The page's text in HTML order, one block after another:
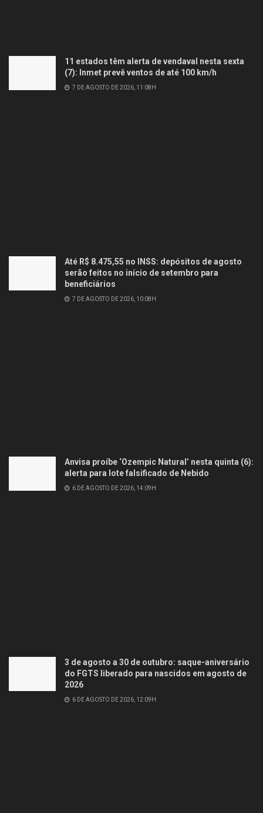
11 estados têm alerta de vendaval nesta sexta
(7): Inmet prevê ventos de até 100 km/h
7 DE AGOSTO DE 2026, 11:08H
Até R$ 8.475,55 no INSS: depósitos de agosto
serão feitos no início de setembro para
beneficiários
7 DE AGOSTO DE 2026, 10:08H
Anvisa proíbe ‘Ozempic Natural’ nesta quinta (6):
alerta para lote falsificado de Nebido
6 DE AGOSTO DE 2026, 14:09H
3 de agosto a 30 de outubro: saque-aniversário
do FGTS liberado para nascidos em agosto de
2026
6 DE AGOSTO DE 2026, 12:09H